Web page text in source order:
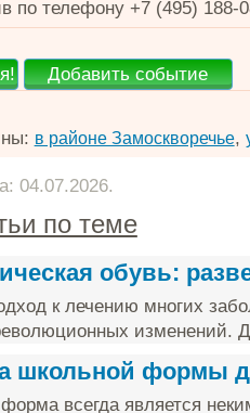
по телефону +7 (495) 188-
в районе Замоскворечье,
04.07.2026.
по теме
обувь:
к лечению многих
изменений.
школьной формы
всегда является